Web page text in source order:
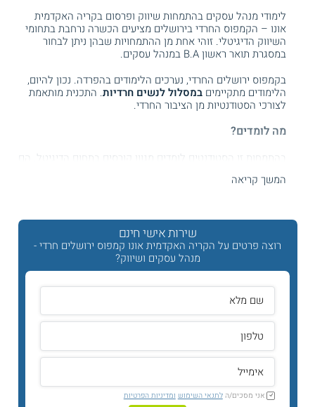
לימודי מנהל עסקים בהתמחות שיווק ופרסום בקריה האקדמית
אונו – הקמפוס החרדי בירושלים מציעים הכשרה נרחבת בתחומי
השיווק הדיגיטלי. זוהי אחת מן ההתמחויות שבהן ניתן לבחור
במסגרת תואר ראשון B.A במנהל עסקים.
בקמפוס ירושלים החרדי, נערכים הלימודים בהפרדה. נכון להיום,
הלימודים מתקיימים במסלול לנשים חרדיות. התכנית מותאמת
לצורכי הסטודנטיות מן הציבור החרדי.
מה לומדים?
בהתמחות זו הסטודנטים לומדים מגוון קורסים בתחום הדיגיטל. הם
חברתיות. במקביל מרחיבים את הידע והמיומנויות הפרקטיות
כמה זמן לומדים?
הלימודים נפרסים על פני 3 שנים, כולל סמסטר קיץ.
בקמפוס ירושלים החרדי, מוצעים הלימודים במסלול לנשים. הן
לומדות בשעות הערב בימים א' ו – ג', ובימי ה' מתקיימים תגבורים
לפי צורכי המערכת.
קראו על
נושאי הלימוד
המשך קריאה
שירות אישי חינם
רוצה פרטים על הקריה האקדמית אונו קמפוס ירושלים חרדי -
מנהל עסקים ושיווק?
אני מסכים/הלתנאי השימוש ומדיניות הפרטיות